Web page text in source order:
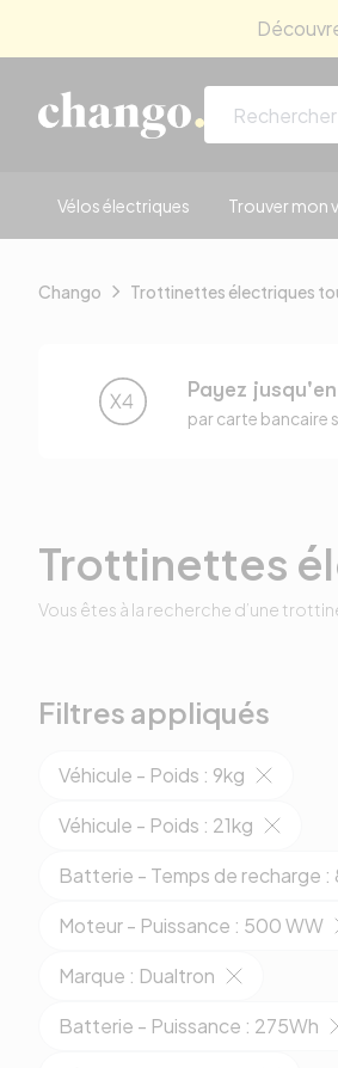
Vélos électriques Trouver mon
Chango Trottinettes électriques
Payez
par carte bancaire
Trottinettes
Vous êtes à la recherche d’une
Filtres appliqués
Véhicule - Poids : 9kg
Véhicule - Poids : 21kg
Batterie - Temps de recharge :
Moteur - Puissance : 500 WW
Marque : Dualtron
Batterie - Puissance : 275Wh